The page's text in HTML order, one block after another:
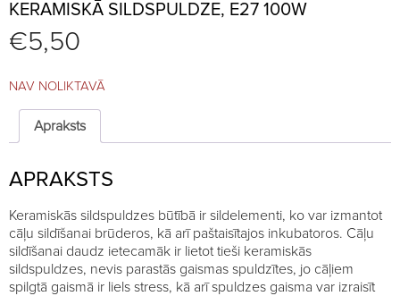
KERAMISKĀ SILDSPULDZE, E27 100W
€5,50
NAV NOLIKTAVĀ
Apraksts
APRAKSTS
Keramiskās sildspuldzes būtībā ir sildelementi, ko var izmantot
cāļu sildīšanai brūderos, kā arī paštaisītajos inkubatoros. Cāļu
sildīšanai daudz ietecamāk ir lietot tieši keramiskās
sildspuldzes, nevis parastās gaismas spuldzītes, jo cāļiem
spilgtā gaismā ir liels stress, kā arī spuldzes gaisma var izraisīt